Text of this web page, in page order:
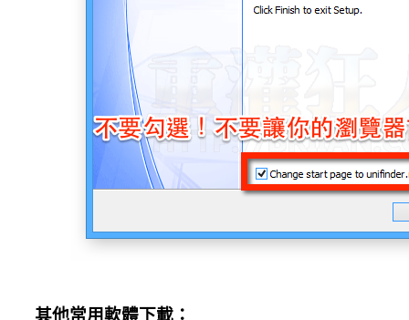
其他常用軟體下載：